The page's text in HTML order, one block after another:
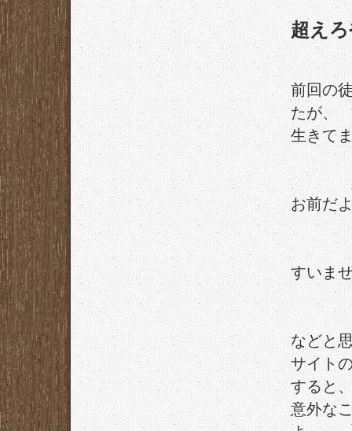
超え
前回の
たが、
生きて
お前だ
すいま
などと
サイト
すると
意外な